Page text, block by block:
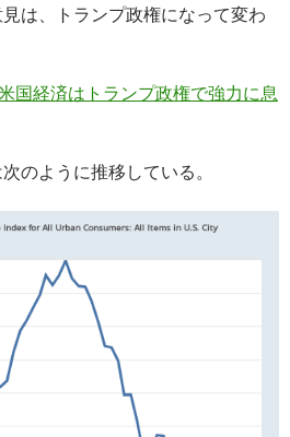
は、トランプ政権になって変わ
国経済はトランプ政権で強力に息
のように推移している。